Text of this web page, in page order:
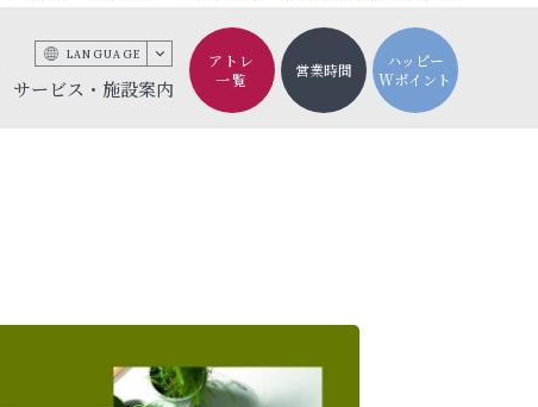
サービス・施設案内
LANGUAGE
アトレ
一覧
営業時間
ハッピー
Wポイント